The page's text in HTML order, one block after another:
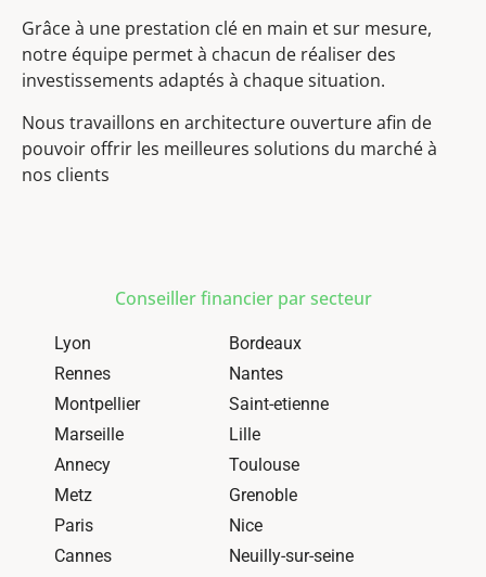
Grâce à une prestation clé en main et sur mesure,
notre équipe permet à chacun de réaliser des
investissements adaptés à chaque situation.
Nous travaillons en architecture ouverture afin de
pouvoir offrir les meilleures solutions du marché à
nos clients
Conseiller financier par secteur
Lyon
Bordeaux
Rennes
Nantes
Montpellier
Saint-etienne
Marseille
Lille
Annecy
Toulouse
Metz
Grenoble
Paris
Nice
Cannes
Neuilly-sur-seine